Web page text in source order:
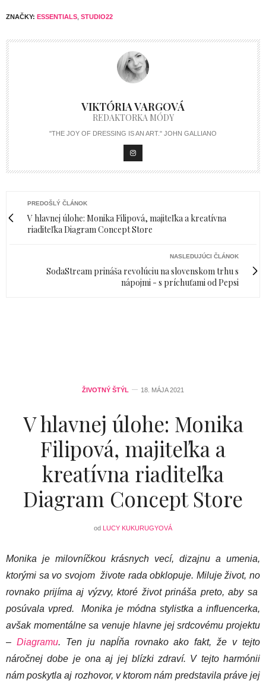
ZNAČKY: ESSENTIALS STUDIO22
VIKTÓRIA VARGOVÁ
REDAKTORKA MÓDY
"THE JOY OF DRESSING IS AN ART." JOHN GALLIANO
PREDOŠLÝ ČLÁNOK
V hlavnej úlohe: Monika Filipová, majiteľka a kreatívna
riaditeľka Diagram Concept Store
NASLEDUJÚCI ČLÁNOK
SodaStream prináša revolúciu na slovenskom trhu s
nápojmi - s príchuťami od Pepsi
ŽIVOTNÝ ŠTÝL 18. MÁJA 2021
V hlavnej úlohe: Monika
Filipová, majiteľka a
kreatívna riaditeľka
Diagram Concept Store
od LUCY KUKURUGYOVÁ
Monika je milovníčkou krásnych vecí, dizajnu a umenia,
ktorými sa vo svojom živote rada obklopuje. Miluje život, no
rovnako prijíma aj výzvy, ktoré život prináša preto, aby sa
posúvala vpred. Monika je módna stylistka a influencerka,
avšak momentálne sa venuje hlavne jej srdcovému projektu
– Diagramu. Ten ju napĺňa rovnako ako fakt, že v tejto
náročnej dobe je ona aj jej blízki zdraví. V tejto harmónii
nám poskytla aj rozhovor, v ktorom nám predstavila práve jej